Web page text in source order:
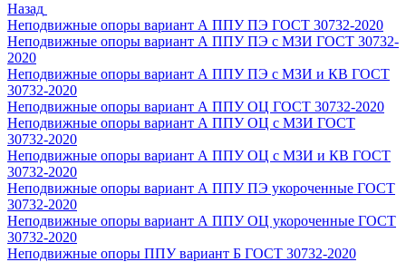
Назад
Неподвижные опоры вариант А ППУ ПЭ ГОСТ 30732-2020
Неподвижные опоры вариант А ППУ ПЭ с МЗИ ГОСТ 30732-
2020
Неподвижные опоры вариант А ППУ ПЭ с МЗИ и КВ ГОСТ
30732-2020
Неподвижные опоры вариант А ППУ ОЦ ГОСТ 30732-2020
Неподвижные опоры вариант А ППУ ОЦ с МЗИ ГОСТ
30732-2020
Неподвижные опоры вариант А ППУ ОЦ с МЗИ и КВ ГОСТ
30732-2020
Неподвижные опоры вариант А ППУ ПЭ укороченные ГОСТ
30732-2020
Неподвижные опоры вариант А ППУ ОЦ укороченные ГОСТ
30732-2020
Неподвижные опоры ППУ вариант Б ГОСТ 30732-2020